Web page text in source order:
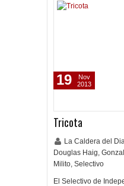
Tricota
La Caldera del
Douglas Haig,
Milito, Selectivo
El Selectivo de
19
Nov
2013